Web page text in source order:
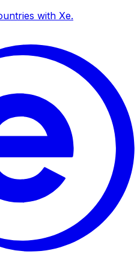
with Xe.